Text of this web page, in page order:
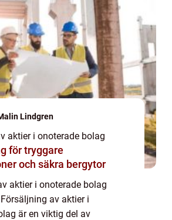
Lindgren
aktier i onoterade bolag
för tryggare
och säkra bergytor
aktier i onoterade bolag
av aktier i
är en viktig del av